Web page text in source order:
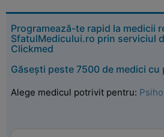
Programează-te rapid la medicii
SfatulMedicului.ro prin serviciul
Clickmed
Găsești peste 7500 de medici
Alege medicul potrivit pentru: